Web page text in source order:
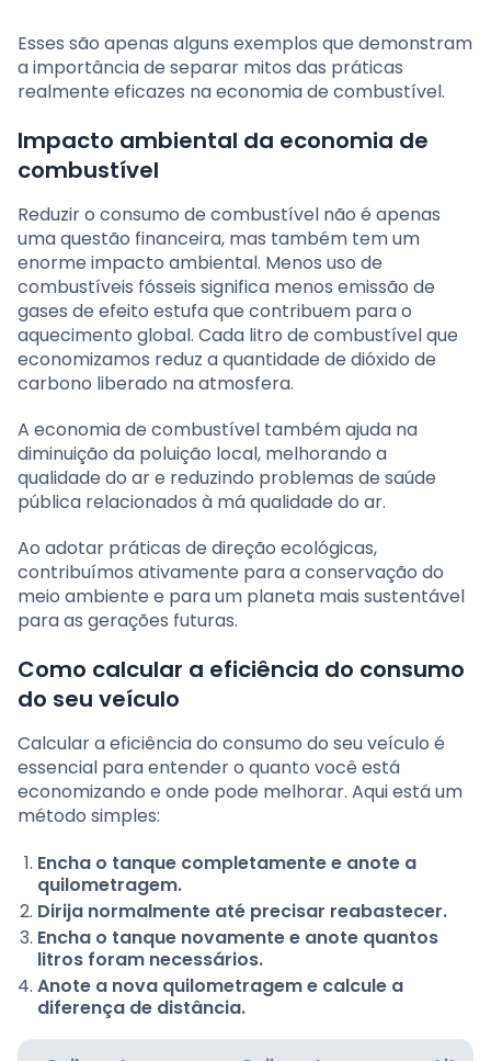
Esses são apenas alguns exemplos que demonstram
a importância de separar mitos das práticas
realmente eficazes na economia de combustível.
Impacto ambiental da economia de
combustível
Reduzir o consumo de combustível não é apenas
uma questão financeira, mas também tem um
enorme impacto ambiental. Menos uso de
combustíveis fósseis significa menos emissão de
gases de efeito estufa que contribuem para o
aquecimento global. Cada litro de combustível que
economizamos reduz a quantidade de dióxido de
carbono liberado na atmosfera.
A economia de combustível também ajuda na
diminuição da poluição local, melhorando a
qualidade do ar e reduzindo problemas de saúde
pública relacionados à má qualidade do ar.
Ao adotar práticas de direção ecológicas,
contribuímos ativamente para a conservação do
meio ambiente e para um planeta mais sustentável
para as gerações futuras.
Como calcular a eficiência do consumo
do seu veículo
Calcular a eficiência do consumo do seu veículo é
essencial para entender o quanto você está
economizando e onde pode melhorar. Aqui está um
método simples:
Encha o tanque completamente e anote a
quilometragem.
Dirija normalmente até precisar reabastecer.
Encha o tanque novamente e anote quantos
litros foram necessários.
Anote a nova quilometragem e calcule a
diferença de distância.